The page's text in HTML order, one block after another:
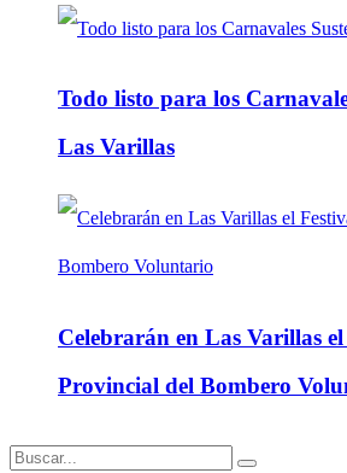
Todo listo para los
Las Varillas
Celebrarán en Las Varillas
Provincial del Bombero